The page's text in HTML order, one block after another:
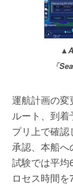
「
運航計画の変
ルート、到
プリ上で確認
承認、本船へ
試験では平
ロセス時間を